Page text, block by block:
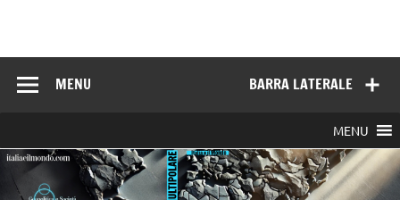
BARRA LATERALE
MENU
MENU